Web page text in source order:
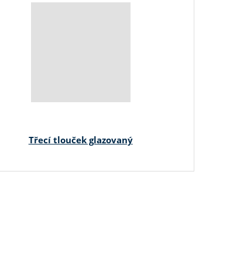
Třecí tlouček glazovaný